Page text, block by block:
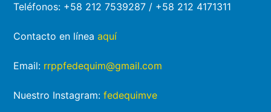
Teléfonos: +58 212 7539287 / +58 212 4171311
Contacto en líneaaquí
Email: rrppfedequim@gmail.com
Nuestro Instagram:fedequimve